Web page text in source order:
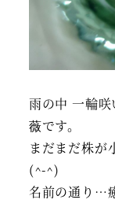
雨の中 一輪
薇です。
まだまだ株が
(^-^)
名前の通り…